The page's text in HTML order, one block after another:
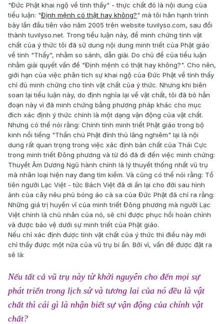
"Đức Phật khai ngộ về tính thấy" - thực chất đó là nội dung của
tiểu luận: "Định mệnh có thật hay không?" mà tôi hân hạnh trình
bày lần đầu tiên vào năm 2005 trên website tuvilyso.com, sau đổi
thành tuvilyso.net. Trong tiểu luận này, để minh chứng tính vật
chất của ý thức tôi đã sử dung nội dung minh triết của Phật giáo
về tính "Thấy", nhằm so sánh, dẫn giải. Do chủ đề của tiểu luận
nhằm giải quyết vấn đề "Định mệnh có thật hay không?". Cho nên,
giới hạn của việc phân tích sự khai ngộ của Đức Phật về tính thấy
chỉ đủ minh chứng cho tính vật chất của ý thức. Nhưng khi biên
soan lại tiểu luận này, do định nghĩa lại về vật chất, tôi đã bỏ hẳn
đoạn này vì đã minh chứng bằng phương pháp khác cho mục
đích xác định ý thức chính là một dạng vận động của vật chất.
Nhưng có thể nói rằng: Chính tính minh triết Phật giáo trong bộ
kinh nổi tiếng "Thần chú Phật đỉnh thủ lăng nghiêm" lại là nội
dung rất quan trọng trong việc xác định bản chất của Thái Cực
trong minh triết Đông phương và từ đó đã đi đến việc minh chứng:
Thuyết Âm Dương Ngũ hành chính là lý thuyết thống nhất vũ trụ
mà nhân loại hiện nay đang tìm kiếm. Và cũng có thể nói rằng: Tổ
tiên người Lạc Việt - tức Bách Việt đã di ấn lại cho đời sau hình
ảnh của cây nêu phủ bóng áo cà sa của Đức Phật đã chỉ ra rằng:
Những giá trị huyền vĩ của minh triết Đông phương mà người Lạc
Việt chính là chủ nhân của nó, sẽ chỉ được phục hồi hoàn chỉnh
và được bảo vệ dưới sự minh triết của Phật giáo.
Nếu chỉ xác định được tính vật chất của ý thức thì điều này mới
chỉ thấy được một nửa của vũ trụ bí ẩn. Bởi vì, vấn đề được đặt ra
sẽ là:
Nếu tất cả vũ trụ này từ khởi nguyên cho đến mọi sự
phát triển trong lịch sử và tương lai của nó đều là vật
chất thì cái gì là nhận biết sự vận động của chính vật
chất?